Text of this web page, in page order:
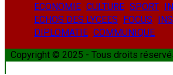
ECONOMIE CULTURE SPORT
ECHOS DES LYCEES FOCUS
DIPLOMATIE COMMUNIQUE
Copyright © 2025 - Tous droits